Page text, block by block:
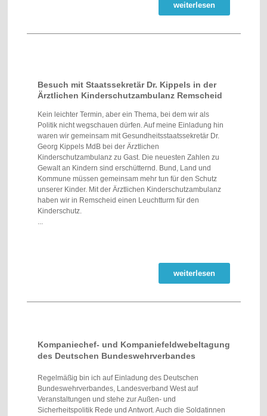
weiterlesen
Besuch mit Staatssekretär Dr. Kippels in der
Ärztlichen Kinderschutzambulanz Remscheid
Kein leichter Termin, aber ein Thema, bei dem wir als
Politik nicht wegschauen dürfen. Auf meine Einladung hin
waren wir gemeinsam mit Gesundheitsstaatssekretär Dr.
Georg Kippels MdB bei der Ärztlichen
Kinderschutzambulanz zu Gast. Die neuesten Zahlen zu
Gewalt an Kindern sind erschütternd. Bund, Land und
Kommune müssen gemeinsam mehr tun für den Schutz
unserer Kinder. Mit der Ärztlichen Kinderschutzambulanz
haben wir in Remscheid einen Leuchtturm für den
Kinderschutz.
...
weiterlesen
Kompaniechef- und Kompaniefeldwebeltagung
des Deutschen Bundeswehrverbandes
Regelmäßig bin ich auf Einladung des Deutschen
Bundeswehrverbandes, Landesverband West auf
Veranstaltungen und stehe zur Außen- und
Sicherheitspolitik Rede und Antwort. Auch die Soldatinnen